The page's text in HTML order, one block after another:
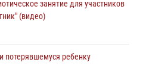
занятие для участников
(видео)
потерявшемуся ребенку